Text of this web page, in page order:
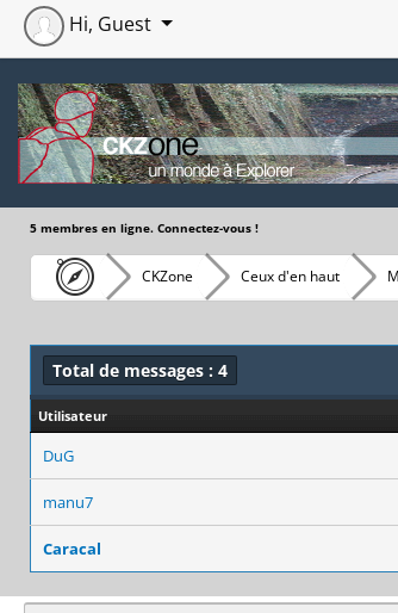
Hi, Guest
5 membres en ligne. Connectez-vous !
CKZone Ceux d'en haut
Total de messages : 4
Utilisateur
DuG
manu7
Caracal